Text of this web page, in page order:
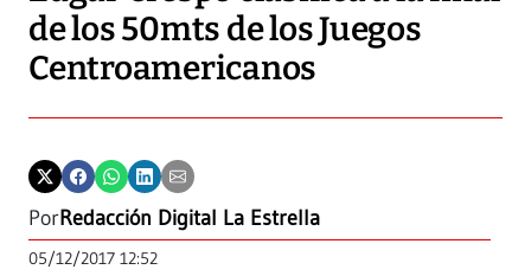
de los 50mts de los Juegos
Centroamericanos
PorRedacción Digital La Estrella
05/12/2017 12:52